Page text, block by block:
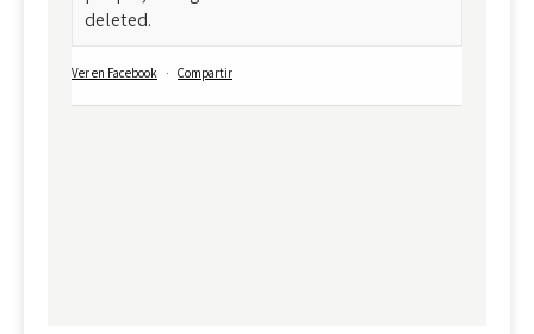
deleted.
Ver en Facebook · Compartir